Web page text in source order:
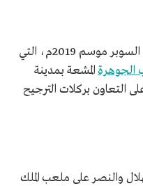
في النسخة السادسة من بطولة كأس السوبر موسم 2019م، التي
الجوهرة المشعة بمدينة
التعاون بركلات الترجيح
2021م بين الهلال والنصر على ملعب الملك